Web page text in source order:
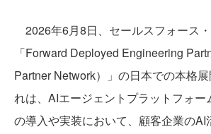
2026年6月8日、セールスフォース
「Forward Deployed Engineering
Partner Network）」の日本での本格
れは、AIエージェントプラットフォー
の導入や実装において、顧客企業のAI